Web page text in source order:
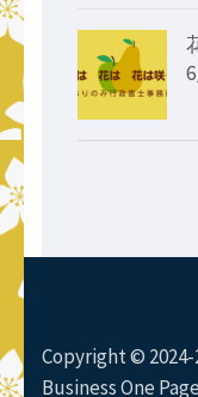
Copyright ©
Business One